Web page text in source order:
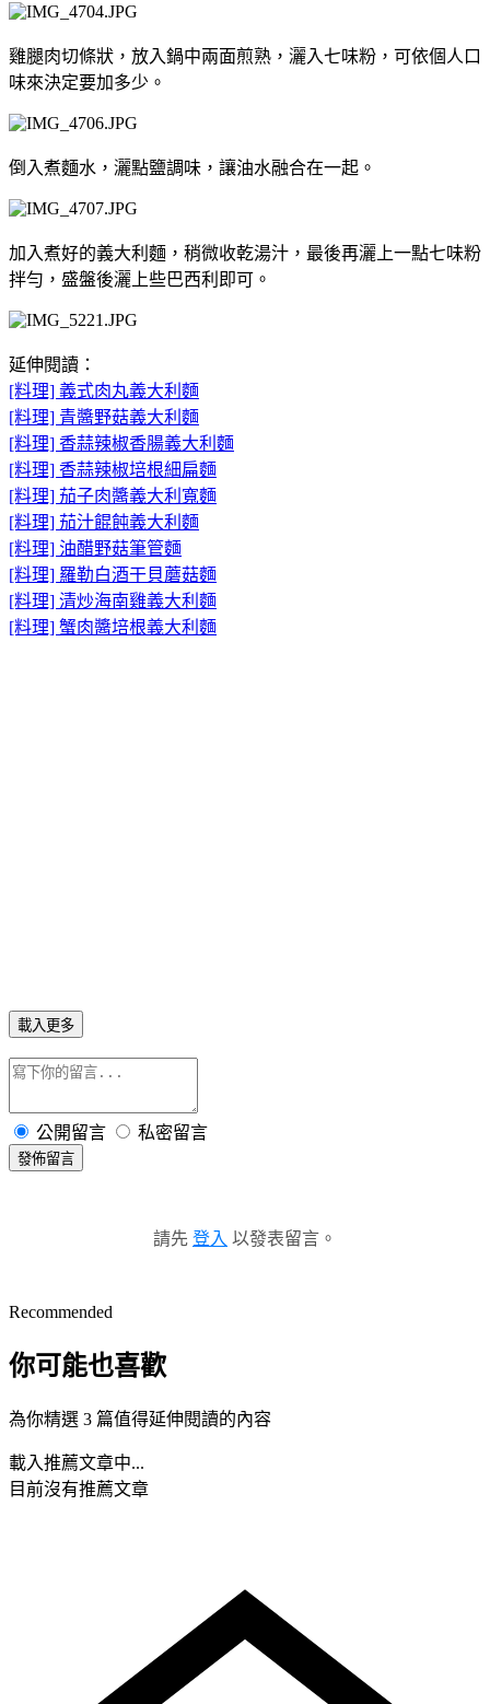
雞腿肉切條狀，放入鍋中兩面煎熟，灑入七味粉，可依個人口
味來決定要加多少。
倒入煮麵水，灑點鹽調味，讓油水融合在一起。
加入煮好的義大利麵，稍微收乾湯汁，最後再灑上一點七味粉
拌勻，盛盤後灑上些巴西利即可。
延伸閱讀：
[料理] 義式肉丸義大利麵
[料理] 青醬野菇義大利麵
[料理] 香蒜辣椒香腸義大利麵
[料理] 香蒜辣椒培根細扁麵
[料理] 茄子肉醬義大利寬麵
[料理] 茄汁餛飩義大利麵
[料理] 油醋野菇筆管麵
[料理] 羅勒白酒干貝蘑菇麵
[料理] 清炒海南雞義大利麵
[料理] 蟹肉醬培根義大利麵
載入更多
公開留言 私密留言
發佈留言
請先 登入 以發表留言。
Recommended
你可能也喜歡
為你精選 3 篇值得延伸閱讀的內容
載入推薦文章中...
目前沒有推薦文章